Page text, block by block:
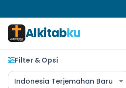
Alkitabku
Filter & Opsi
Indonesia Terjemahan Baru